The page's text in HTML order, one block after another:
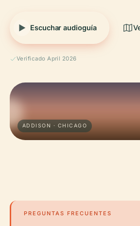
Escuchar audioguía
Verificado April 2026
ADDISON · CHICAGO
PREGUNTAS FRECUENTES